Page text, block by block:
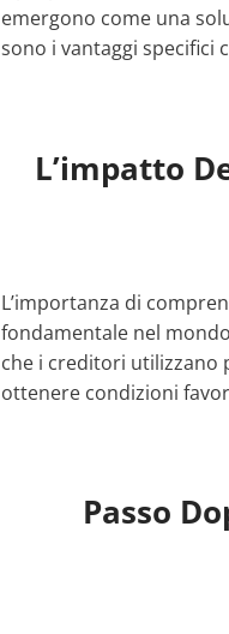
emergono come una
sono i vantaggi specifici
L’impatto
L’importanza di
fondamentale nel
che i creditori utilizzano
ottenere condizioni
Passo